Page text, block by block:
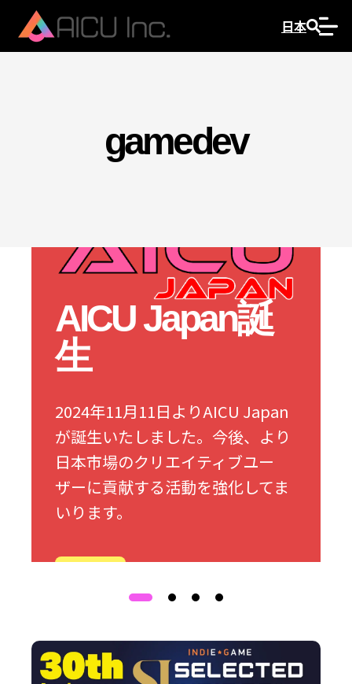
日本
gamedev
AICU Japan誕
生
2024年11月11日よりAICU Japan
が誕生いたしました。今後、より
日本市場のクリエイティブユー
ザーに貢献する活動を強化してま
いります。